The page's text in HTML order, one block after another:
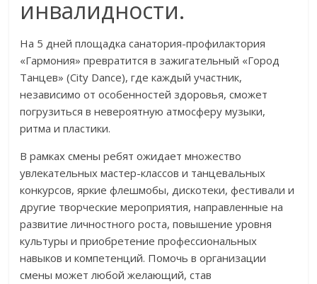
инвалидности.
На 5 дней площадка санатория-профилактория
«Гармония» превратится в зажигательный «Город
Танцев» (City Dance), где каждый участник,
независимо от особенностей здоровья, сможет
погрузиться в невероятную атмосферу музыки,
ритма и пластики.
В рамках смены ребят ожидает множество
увлекательных мастер-классов и танцевальных
конкурсов, яркие флешмобы, дискотеки, фестивали и
другие творческие мероприятия, направленные на
развитие личностного роста, повышение уровня
культуры и приобретение профессиональных
навыков и компетенций. Помочь в организации
смены может любой желающий, став